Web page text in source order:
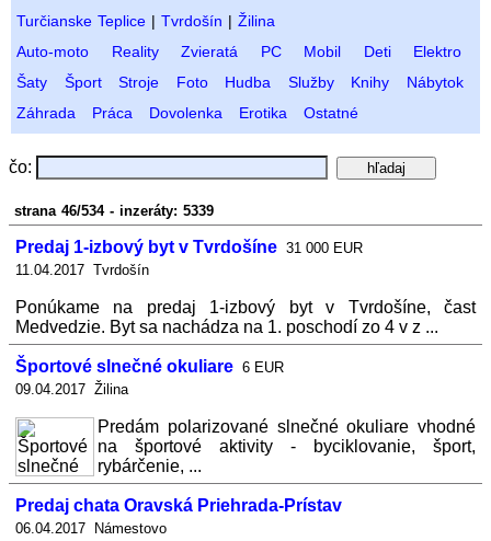
Turčianske Teplice | Tvrdošín | Žilina
Auto-moto
Reality Zvieratá PC Mobil Deti
Elektro
Šaty
Šport Stroje Foto Hudba Služby Knihy
Nábytok
Záhrada
Práca Dovolenka Erotika Ostatné
čo:
strana 46/534 - inzeráty: 5339
Predaj 1-izbový byt v Tvrdošíne 31 000 EUR
11.04.2017 Tvrdošín
Ponúkame na predaj 1-izbový byt v Tvrdošíne, čast
Medvedzie. Byt sa nachádza na 1. poschodí zo 4 v z ...
Športové slnečné okuliare 6 EUR
09.04.2017 Žilina
Predám polarizované slnečné okuliare vhodné
na športové aktivity - byciklovanie, šport,
rybárčenie, ...
Predaj chata Oravská Priehrada-Prístav
06.04.2017 Námestovo